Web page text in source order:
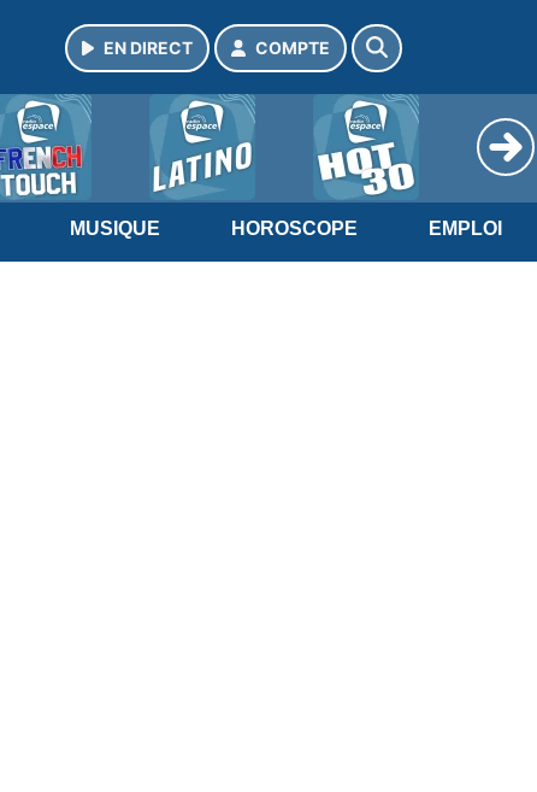
EN DIRECT COMPTE
MUSIQUE HOROSCOPE EMPLOI